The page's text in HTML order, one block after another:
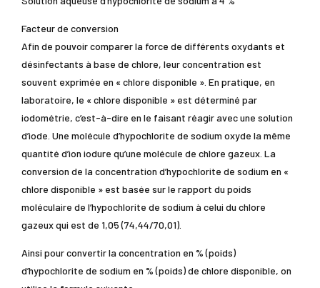
Facteur de conversion
Afin de pouvoir comparer la force de différents oxydants et
désinfectants à base de chlore, leur concentration est
souvent exprimée en « chlore disponible ». En pratique, en
laboratoire, le « chlore disponible » est déterminé par
iodométrie, c’est-à-dire en le faisant réagir avec une solution
d’iode. Une molécule d’hypochlorite de sodium oxyde la même
quantité d’ion iodure qu’une molécule de chlore gazeux. La
conversion de la concentration d’hypochlorite de sodium en «
chlore disponible » est basée sur le rapport du poids
moléculaire de l’hypochlorite de sodium à celui du chlore
gazeux qui est de 1,05 (74,44/70,01).
Ainsi pour convertir la concentration en % (poids)
d’hypochlorite de sodium en % (poids) de chlore disponible, on